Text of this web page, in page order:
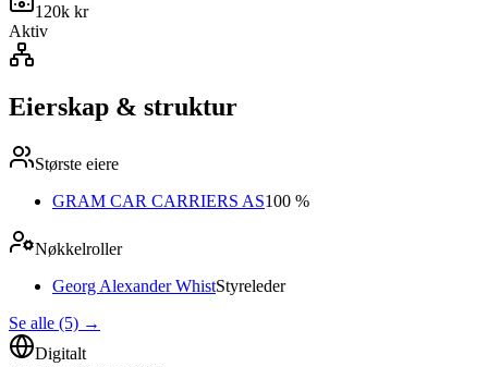
120k kr
Aktiv
Eierskap & struktur
Største eiere
GRAM CAR CARRIERS AS100 %
Nøkkelroller
Georg Alexander WhistStyreleder
Se alle (5) →
Digitalt